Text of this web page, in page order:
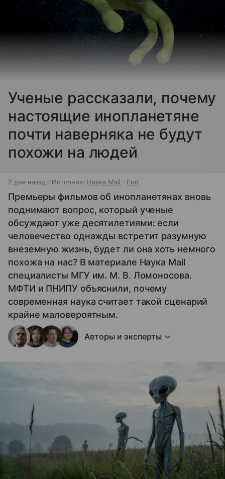
Ученые рассказали, почему
настоящие инопланетяне
почти наверняка не будут
похожи на людей
2 дня назад Источник: Наука Mail Fun
Премьеры фильмов об инопланетянах вновь
поднимают вопрос, который ученые
обсуждают уже десятилетиями: если
человечество однажды встретит разумную
внеземную жизнь, будет ли она хоть немного
похожа на нас? В материале Наука Mail
специалисты МГУ им. М. В. Ломоносова.
МФТИ и ПНИПУ объяснили, почему
современная наука считает такой сценарий
крайне маловероятным.
Авторы и эксперты